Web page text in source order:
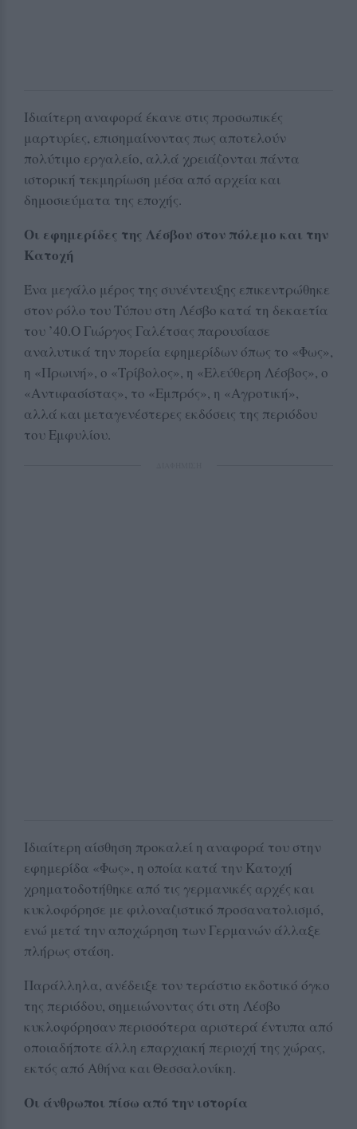
Ιδιαίτερη αναφορά έκανε στις προσωπικές
μαρτυρίες, επισημαίνοντας πως αποτελούν
πολύτιμο εργαλείο, αλλά χρειάζονται πάντα
ιστορική τεκμηρίωση μέσα από αρχεία και
δημοσιεύματα της εποχής.
Οι εφημερίδες της Λέσβου στον πόλεμο και την
Κατοχή
Ένα μεγάλο μέρος της συνέντευξης επικεντρώθηκε
στον ρόλο του Τύπου στη Λέσβο κατά τη δεκαετία
του ’40.Ο Γιώργος Γαλέτσας παρουσίασε
αναλυτικά την πορεία εφημερίδων όπως το «Φως»,
η «Πρωινή», ο «Τρίβολος», η «Ελεύθερη Λέσβος», ο
«Αντιφασίστας», το «Εμπρός», η «Αγροτική»,
αλλά και μεταγενέστερες εκδόσεις της περιόδου
του Εμφυλίου.
Ιδιαίτερη αίσθηση προκαλεί η αναφορά του στην
εφημερίδα «Φως», η οποία κατά την Κατοχή
χρηματοδοτήθηκε από τις γερμανικές αρχές και
κυκλοφόρησε με φιλοναζιστικό προσανατολισμό,
ενώ μετά την αποχώρηση των Γερμανών άλλαξε
πλήρως στάση.
Παράλληλα, ανέδειξε τον τεράστιο εκδοτικό όγκο
της περιόδου, σημειώνοντας ότι στη Λέσβο
κυκλοφόρησαν περισσότερα αριστερά έντυπα από
οποιαδήποτε άλλη επαρχιακή περιοχή της χώρας,
εκτός από Αθήνα και Θεσσαλονίκη.
Οι άνθρωποι πίσω από την ιστορία